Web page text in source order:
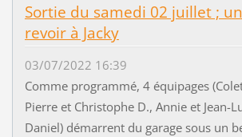
Sortie du samedi 02 juillet ;
revoir à Jacky
03/07/2022 16:39
Comme programmé, 4 équipages
Pierre et Christophe D., Annie et Jean-
Daniel) démarrent du garage sous un